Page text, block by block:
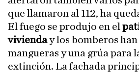
que llamaron al 112, ha
El fuego se produjo en el
vivienday los bomberos
mangueras y una grúa para
extinción. La fachada